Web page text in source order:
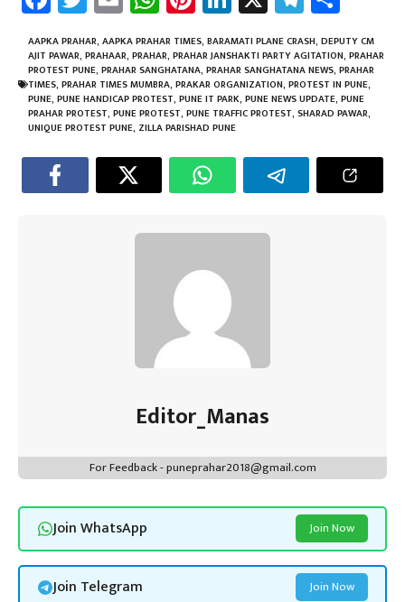
ce
b
o
ok
wi
tt
er
m
ail
h
at
sA
p
p
nt
er
es
t
nk
e
dI
n
le
gr
a
m
ar
e
AAPKA PRAHAR, AAPKA PRAHAR TIMES, BARAMATI PLANE CRASH, DEPUTY CM
AJIT PAWAR, PRAHAAR, PRAHAR, PRAHAR JANSHAKTI PARTY AGITATION, PRAHAR
PROTEST PUNE, PRAHAR SANGHATANA, PRAHAR SANGHATANA NEWS, PRAHAR
TIMES, PRAHAR TIMES MUMBRA, PRAKAR ORGANIZATION, PROTEST IN PUNE,
PUNE, PUNE HANDICAP PROTEST, PUNE IT PARK, PUNE NEWS UPDATE, PUNE
PRAHAR PROTEST, PUNE PROTEST, PUNE TRAFFIC PROTEST, SHARAD PAWAR,
UNIQUE PROTEST PUNE, ZILLA PARISHAD PUNE
Editor_Manas
For Feedback - puneprahar2018@gmail.com
Join WhatsApp Join Now
Join Telegram Join Now